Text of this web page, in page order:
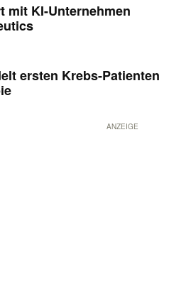
mit KI-Unternehmen
ersten Krebs-Patienten
ANZEIGE